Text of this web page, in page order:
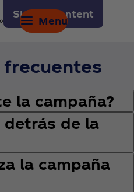
Skip to content
Menu
frecuentes
la campaña?
detrás de la
la campaña